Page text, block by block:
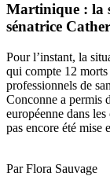
Martinique : la
sénatrice
Pour l’instant, la
qui compte 12
professionnels de
Conconne a permis
européenne dans
pas encore été
Par Flora Sauvage